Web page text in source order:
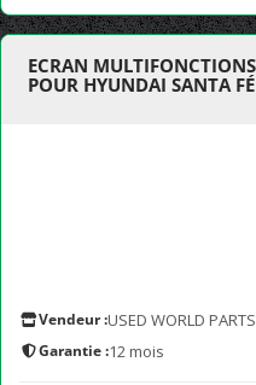
ECRAN
POUR HYUNDAI SANTA
Vendeur :USED WORLD PARTS
Garantie :12 mois